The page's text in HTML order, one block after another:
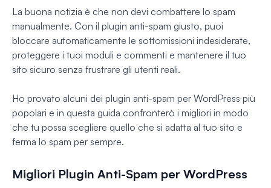
La buona notizia è che non devi combattere lo spam
manualmente. Con il plugin anti-spam giusto, puoi
bloccare automaticamente le sottomissioni indesiderate,
proteggere i tuoi moduli e commenti e mantenere il tuo
sito sicuro senza frustrare gli utenti reali.
Ho provato alcuni dei plugin anti-spam per WordPress più
popolari e in questa guida confronterò i migliori in modo
che tu possa scegliere quello che si adatta al tuo sito e
ferma lo spam per sempre.
Migliori Plugin Anti-Spam per WordPress